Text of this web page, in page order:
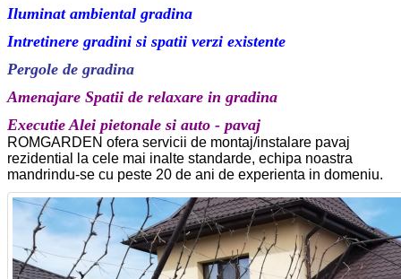
Iluminat ambiental gradina
Intretinere gradini si spatii verzi existente
Pergole de gradina
Amenajare Spatii de relaxare in gradina
Executie Alei pietonale si auto - pavaj
ROMGARDEN ofera servicii de montaj/instalare pavaj
rezidential la cele mai inalte standarde, echipa noastra
mandrindu-se cu peste 20 de ani de experienta in domeniu.